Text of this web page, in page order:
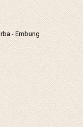
- Embung